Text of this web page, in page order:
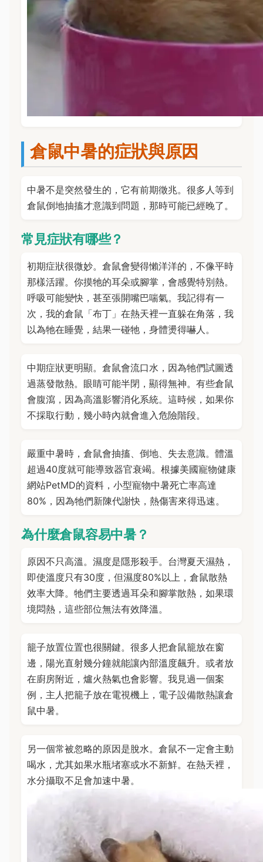
倉鼠中暑的症狀與原因
中暑不是突然發生的，它有前期徵兆。很多人等到
倉鼠倒地抽搐才意識到問題，那時可能已經晚了。
常見症狀有哪些？
初期症狀很微妙。倉鼠會變得懶洋洋的，不像平時
那樣活躍。你摸牠的耳朵或腳掌，會感覺特別熱。
呼吸可能變快，甚至張開嘴巴喘氣。我記得有一
次，我的倉鼠「布丁」在熱天裡一直躲在角落，我
以為牠在睡覺，結果一碰牠，身體燙得嚇人。
中期症狀更明顯。倉鼠會流口水，因為牠們試圖透
過蒸發散熱。眼睛可能半閉，顯得無神。有些倉鼠
會腹瀉，因為高溫影響消化系統。這時候，如果你
不採取行動，幾小時內就會進入危險階段。
嚴重中暑時，倉鼠會抽搐、倒地、失去意識。體溫
超過40度就可能導致器官衰竭。根據美國寵物健康
網站PetMD的資料，小型寵物中暑死亡率高達
80%，因為牠們新陳代謝快，熱傷害來得迅速。
為什麼倉鼠容易中暑？
原因不只高溫。濕度是隱形殺手。台灣夏天濕熱，
即使溫度只有30度，但濕度80%以上，倉鼠散熱
效率大降。牠們主要透過耳朵和腳掌散熱，如果環
境悶熱，這些部位無法有效降溫。
籠子放置位置也很關鍵。很多人把倉鼠籠放在窗
邊，陽光直射幾分鐘就能讓內部溫度飆升。或者放
在廚房附近，爐火熱氣也會影響。我見過一個案
例，主人把籠子放在電視機上，電子設備散熱讓倉
鼠中暑。
另一個常被忽略的原因是脫水。倉鼠不一定會主動
喝水，尤其如果水瓶堵塞或水不新鮮。在熱天裡，
水分攝取不足會加速中暑。